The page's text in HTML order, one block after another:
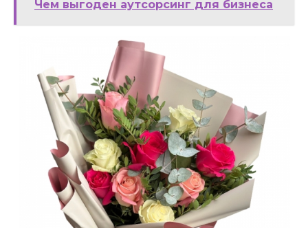
Чем выгоден аутсорсинг для бизнеса